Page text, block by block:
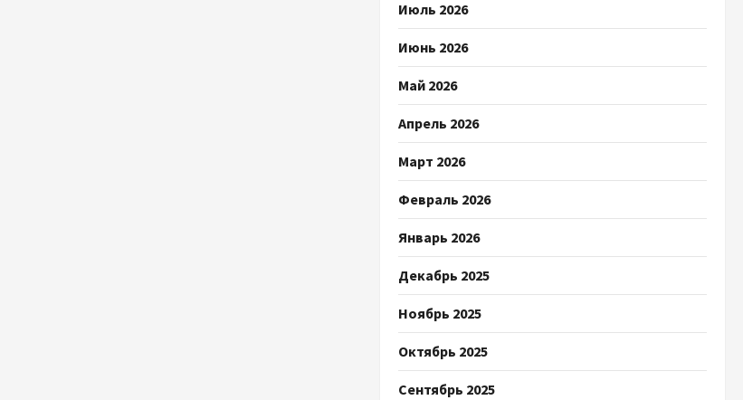
Июль 2026
Июнь 2026
Май 2026
Апрель 2026
Март 2026
Февраль 2026
Январь 2026
Декабрь 2025
Ноябрь 2025
Октябрь 2025
Сентябрь 2025